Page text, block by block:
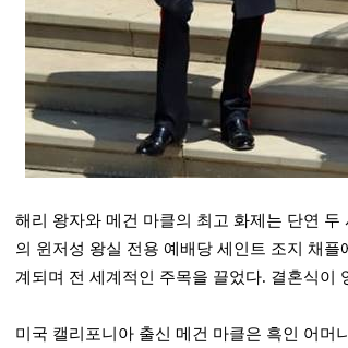
해리 왕자와 메건 마클의 최고 화제는 단연
의 윈저성 왕실 전용 예배당 세인트 조지 채
계되며 전 세계적인 주목을 끌었다. 결혼식이
미국 캘리포니아 출신 메건 마클은 흑인 어머